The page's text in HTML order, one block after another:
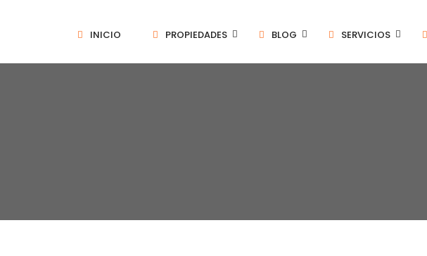
INICIO PROPIEDADES BLOG SERVICIOS